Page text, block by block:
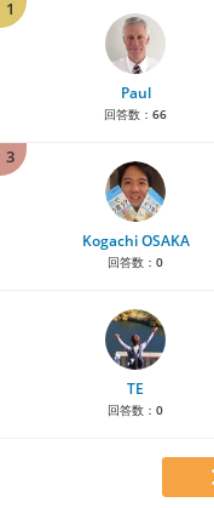
1
Paul
回答数： 66
3
Kogachi OSAKA
回答数： 0
TE
回答数： 0